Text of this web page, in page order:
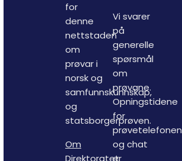
for
denne
nettstaden
om
prøvar i
norsk og
samfunnskunnskap,
og
statsborgerprøven.
Om
Direktoratet
Vi svarer
på
generelle
spørsmål
om
prøvane.
Opningstidene
for
prøvetelefonen
og chat
er